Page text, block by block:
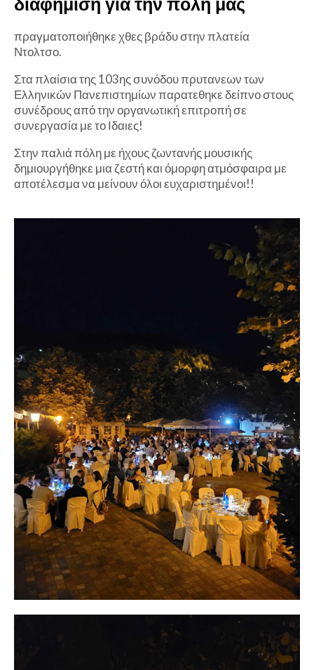
διαφήμιση για την πόλη μας
πραγματοποιήθηκε χθες βράδυ στην πλατεία
Ντολτσο.
Στα πλαίσια της 103ης συνόδου πρυτανεων των
Ελληνικών Πανεπιστημίων παρατεθηκε δείπνο στους
συνέδρους από την οργανωτική επιτροπή σε
συνεργασία με το Ιδαιες!
Στην παλιά πόλη με ήχους ζωντανής μουσικής
δημιουργήθηκε μια ζεστή και όμορφη ατμόσφαιρα με
αποτέλεσμα να μείνουν όλοι ευχαριστημένοι!!